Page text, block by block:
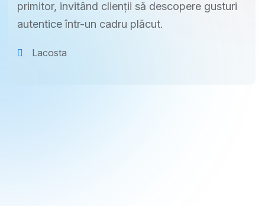
primitor, invitând clienții să descopere gusturi
autentice într-un cadru plăcut.
Lacosta